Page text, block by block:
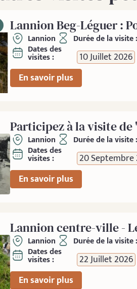
Lannion Beg-Léguer :
Lannion Durée de la visite :
Dates des
visites : 10 Juillet 2026
En savoir plus
Participez à la visite
Lannion Durée de la visite :
Dates des
visites :
20 Septembre
En savoir plus
Lannion centre-ville -
Lannion Durée de la visite :
Dates des
visites : 22 Juillet 2026
En savoir plus